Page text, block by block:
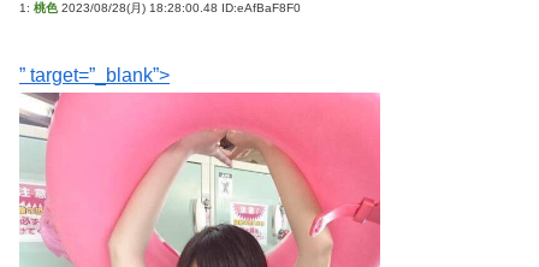
1: 桃色 2023/08/28(月) 18:28:00.48 ID:eAfBaF8F0
” target=”_blank”>